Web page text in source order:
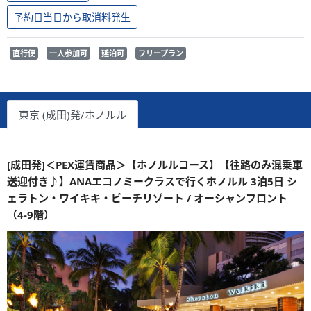
予約日当日から取消料発生
直行便 一人参加可 延泊可 フリープラン
東京 (成田)発/ホノルル
[成田発]＜PEX運賃商品＞【ホノルルコース】【往路のみ混乗車
送迎付き♪】ANAエコノミークラスで行くホノルル 3泊5日 シ
ェラトン・ワイキキ・ビーチリゾート / オーシャンフロント
（4-9階）